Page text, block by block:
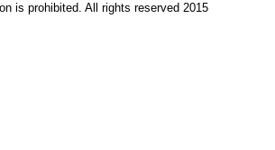
is prohibited. All rights reserved 2015